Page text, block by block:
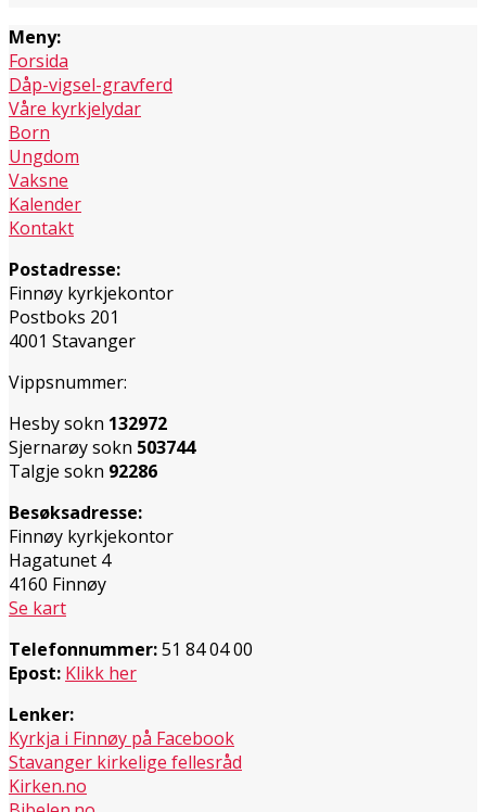
Meny:
Forsida
Dåp-vigsel-gravferd
Våre kyrkjelydar
Born
Ungdom
Vaksne
Kalender
Kontakt
Postadresse:
Finnøy kyrkjekontor
Postboks 201
4001 Stavanger
Vippsnummer:
Hesby sokn 132972
Sjernarøy sokn 503744
Talgje sokn 92286
Besøksadresse:
Finnøy kyrkjekontor
Hagatunet 4
4160 Finnøy
Se kart
Telefonnummer:51 84 04 00
Epost: Klikk her
Lenker:
Kyrkja i Finnøy på Facebook
Stavanger kirkelige fellesråd
Kirken.no